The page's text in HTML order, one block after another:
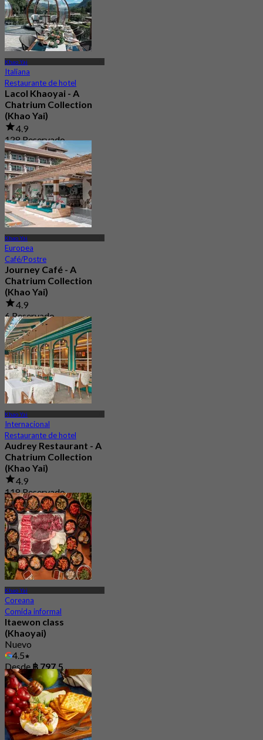
Khao Yai
Italiana
Restaurante de hotel
Lacol Khaoyai - A
Chatrium Collection
(Khao Yai)
4.9
128 Reservado
Desde฿ 1,500
Khao Yai
Europea
Café/Postre
Journey Café - A
Chatrium Collection
(Khao Yai)
4.9
6 Reservado
Desde฿ 487.5
Khao Yai
Internacional
Restaurante de hotel
Audrey Restaurant - A
Chatrium Collection
(Khao Yai)
4.9
118 Reservado
Desde฿ 396.66
Khao Yai
Coreana
Comida informal
Itaewon class
(Khaoyai)
Nuevo
4.5
Desde฿ 797.5